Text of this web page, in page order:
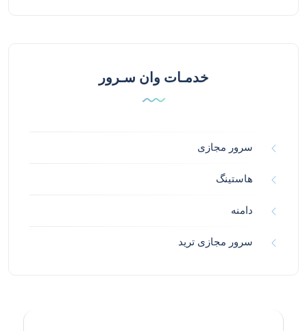
خدمـات وان سـرور
سرور مجازی
هاستینگ
دامنه
سرور مجازی ترید